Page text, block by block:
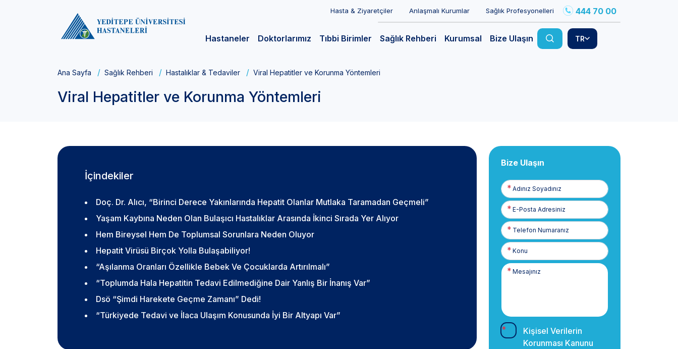
Hasta & Ziyaretçiler Anlaşmalı Kurumlar Sağlık Profesyonelleri 444 70 00
Hastaneler Doktorlarımız Tıbbi Birimler Sağlık Rehberi Kurumsal Bize Ulaşın TR
Ana Sayfa Sağlık Rehberi Hastalıklar & Tedaviler Viral Hepatitler ve Korunma Yöntemleri
Viral Hepatitler ve Korunma Yöntemleri
İçindekiler
Doç. Dr. Alıcı, “Birinci Derece Yakınlarında Hepatit Olanlar Mutlaka Taramadan Geçmeli”
Yaşam Kaybına Neden Olan Bulaşıcı Hastalıklar Arasında İkinci Sırada Yer Alıyor
Hem Bireysel Hem De Toplumsal Sorunlara Neden Oluyor
Hepatit Virüsü Birçok Yolla Bulaşabiliyor!
“Aşılanma Oranları Özellikle Bebek Ve Çocuklarda Artırılmalı”
“Toplumda Hala Hepatitin Tedavi Edilmediğine Dair Yanlış Bir İnanış Var”
Dsö “Şimdi Harekete Geçme Zamanı” Dedi!
“Türkiyede Tedavi ve İlaca Ulaşım Konusunda İyi Bir Altyapı Var”
Bize Ulaşın
Adınız
Soyadınız
E-
Posta
Telefon
Numaranız
Kişisel Verilerin
Korunması Kanunu